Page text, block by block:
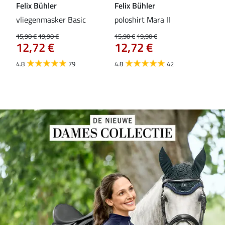
Felix Bühler
vliegenmasker Basic
15,90 €19,90 €
12,72 €
4.8 79
Felix Bühler
poloshirt Mara II
15,90 €19,90 €
12,72 €
4.8 42